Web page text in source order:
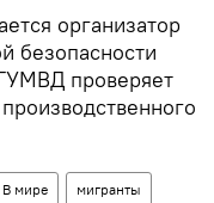
организатор
безопасности
проверяет
В мире мигранты